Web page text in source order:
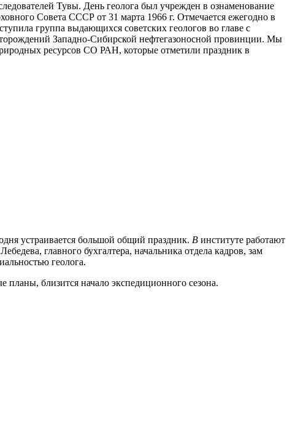
Тувы. День геолога был учрежден в ознаменование
Совета СССР от 31 марта 1966 г. Отмечается ежегодно в
группа выдающихся советских геологов во главе с
Западно-Сибирской нефтегазоносной провинции. Мы
ресурсов СО РАН, которые отметили праздник в
устраивается большой общий праздник. В институте работают
главного бухгалтера, начальника отдела кадров, зам
геолога.
близится начало экспедиционного сезона.